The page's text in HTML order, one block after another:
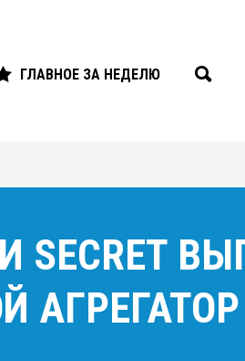
ГЛАВНОЕ ЗА НЕДЕЛЮ
SECRET
АГРЕГАТОР